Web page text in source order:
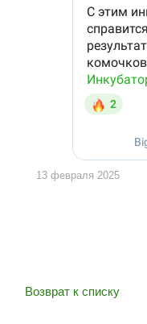
13 февраля 2025
Возврат к списку